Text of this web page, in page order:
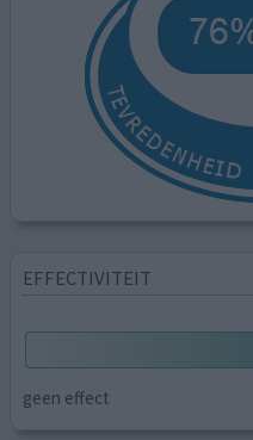
EFFECTIVITEIT
geen effect